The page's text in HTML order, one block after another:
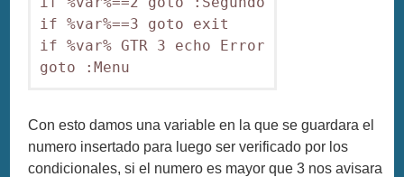
if %var%==3 goto exit
if %var% GTR 3 echo Error
goto :Menu
Con esto damos una variable en la que se guardara el
numero insertado para luego ser verificado por los
condicionales, si el numero es mayor que 3 nos avisara